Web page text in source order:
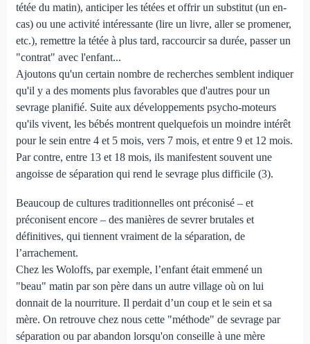
tétée du matin), anticiper les tétées et offrir un substitut (un en-
cas) ou une activité intéressante (lire un livre, aller se promener,
etc.), remettre la tétée à plus tard, raccourcir sa durée, passer un
"contrat" avec l'enfant...
Ajoutons qu'un certain nombre de recherches semblent indiquer
qu'il y a des moments plus favorables que d'autres pour un
sevrage planifié. Suite aux développements psycho-moteurs
qu'ils vivent, les bébés montrent quelquefois un moindre intérêt
pour le sein entre 4 et 5 mois, vers 7 mois, et entre 9 et 12 mois.
Par contre, entre 13 et 18 mois, ils manifestent souvent une
angoisse de séparation qui rend le sevrage plus difficile (3).
Beaucoup de cultures traditionnelles ont préconisé – et
préconisent encore – des manières de sevrer brutales et
définitives, qui tiennent vraiment de la séparation, de
l’arrachement.
Chez les Woloffs, par exemple, l’enfant était emmené un
"beau" matin par son père dans un autre village où on lui
donnait de la nourriture. Il perdait d’un coup et le sein et sa
mère. On retrouve chez nous cette "méthode" de sevrage par
séparation ou par abandon lorsqu'on conseille à une mère